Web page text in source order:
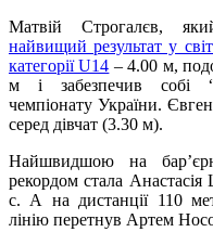
Матвій Строгалєв,
найвищий результат у
категорії U14 – 4.00 м,
м і забезпечив собі
чемпіонату України.
серед дівчат (3.30 м).
Найшвидшою на
рекордом стала
с. А на дистанції 110
лінію перетнув Артем